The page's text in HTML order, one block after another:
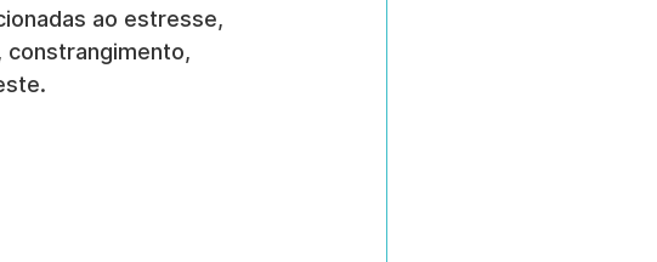
ao estresse,
constrangimento,